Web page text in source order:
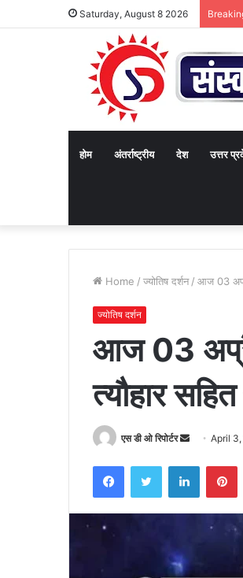
Saturday, August 8 2026
होम अंतर्राष्ट्रीय देश उत्तर
Home / ज्योतिष दर्शन / आज 03
ज्योतिष दर्शन
आज 03
त्यौहार
एस डी ओ रिपोर्टर
SendApril
FacebookTwitter LinkedIn